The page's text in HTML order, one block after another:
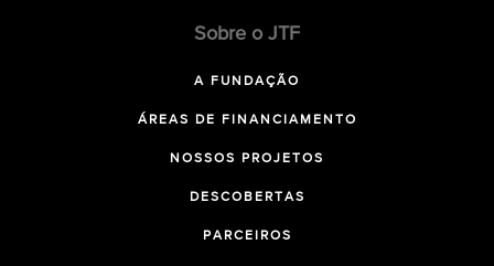
Sobre o JTF
A FUNDAÇÃO
ÁREAS DE FINANCIAMENTO
NOSSOS PROJETOS
DESCOBERTAS
PARCEIROS